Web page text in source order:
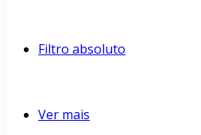
Filtro absoluto
Ver mais